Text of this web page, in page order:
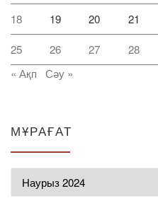
18 19 20 21
25 26 27 28
« Ақп
Сәу »
МҰРАҒАТ